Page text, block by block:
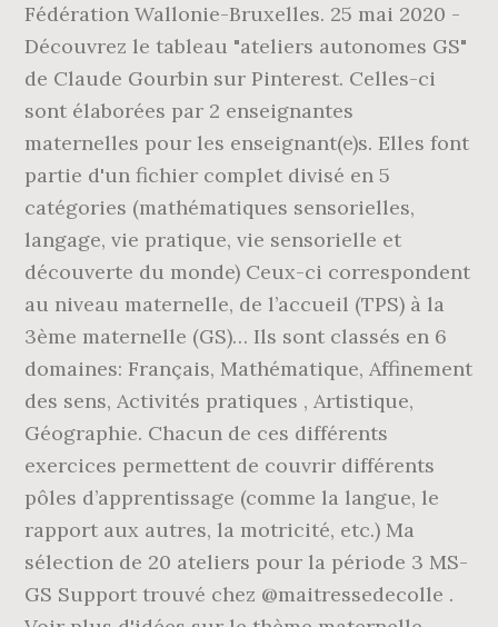
Fédération Wallonie-Bruxelles. 25 mai 2020 -
Découvrez le tableau "ateliers autonomes GS"
de Claude Gourbin sur Pinterest. Celles-ci
sont élaborées par 2 enseignantes
maternelles pour les enseignant(e)s. Elles font
partie d'un fichier complet divisé en 5
catégories (mathématiques sensorielles,
langage, vie pratique, vie sensorielle et
découverte du monde) Ceux-ci correspondent
au niveau maternelle, de l’accueil (TPS) à la
3ème maternelle (GS)… Ils sont classés en 6
domaines: Français, Mathématique, Affinement
des sens, Activités pratiques , Artistique,
Géographie. Chacun de ces différents
exercices permettent de couvrir différents
pôles d’apprentissage (comme la langue, le
rapport aux autres, la motricité, etc.) Ma
sélection de 20 ateliers pour la période 3 MS-
GS Support trouvé chez @maitressedecolle .